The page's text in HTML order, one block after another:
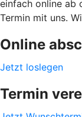
einfach online ab
Termin mit uns.
Online
Jetzt loslegen
Termin